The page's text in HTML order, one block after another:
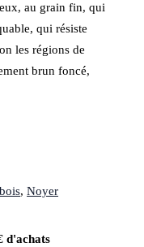
au grain fin, qui
qui résiste
les régions de
brun foncé,
,Noyer
d'achats